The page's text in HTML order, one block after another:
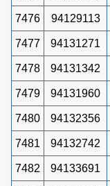
7476 94129113
7477 94131271
7478 94131342
7479 94131960
7480 94132356
7481 94132742
7482 94133691